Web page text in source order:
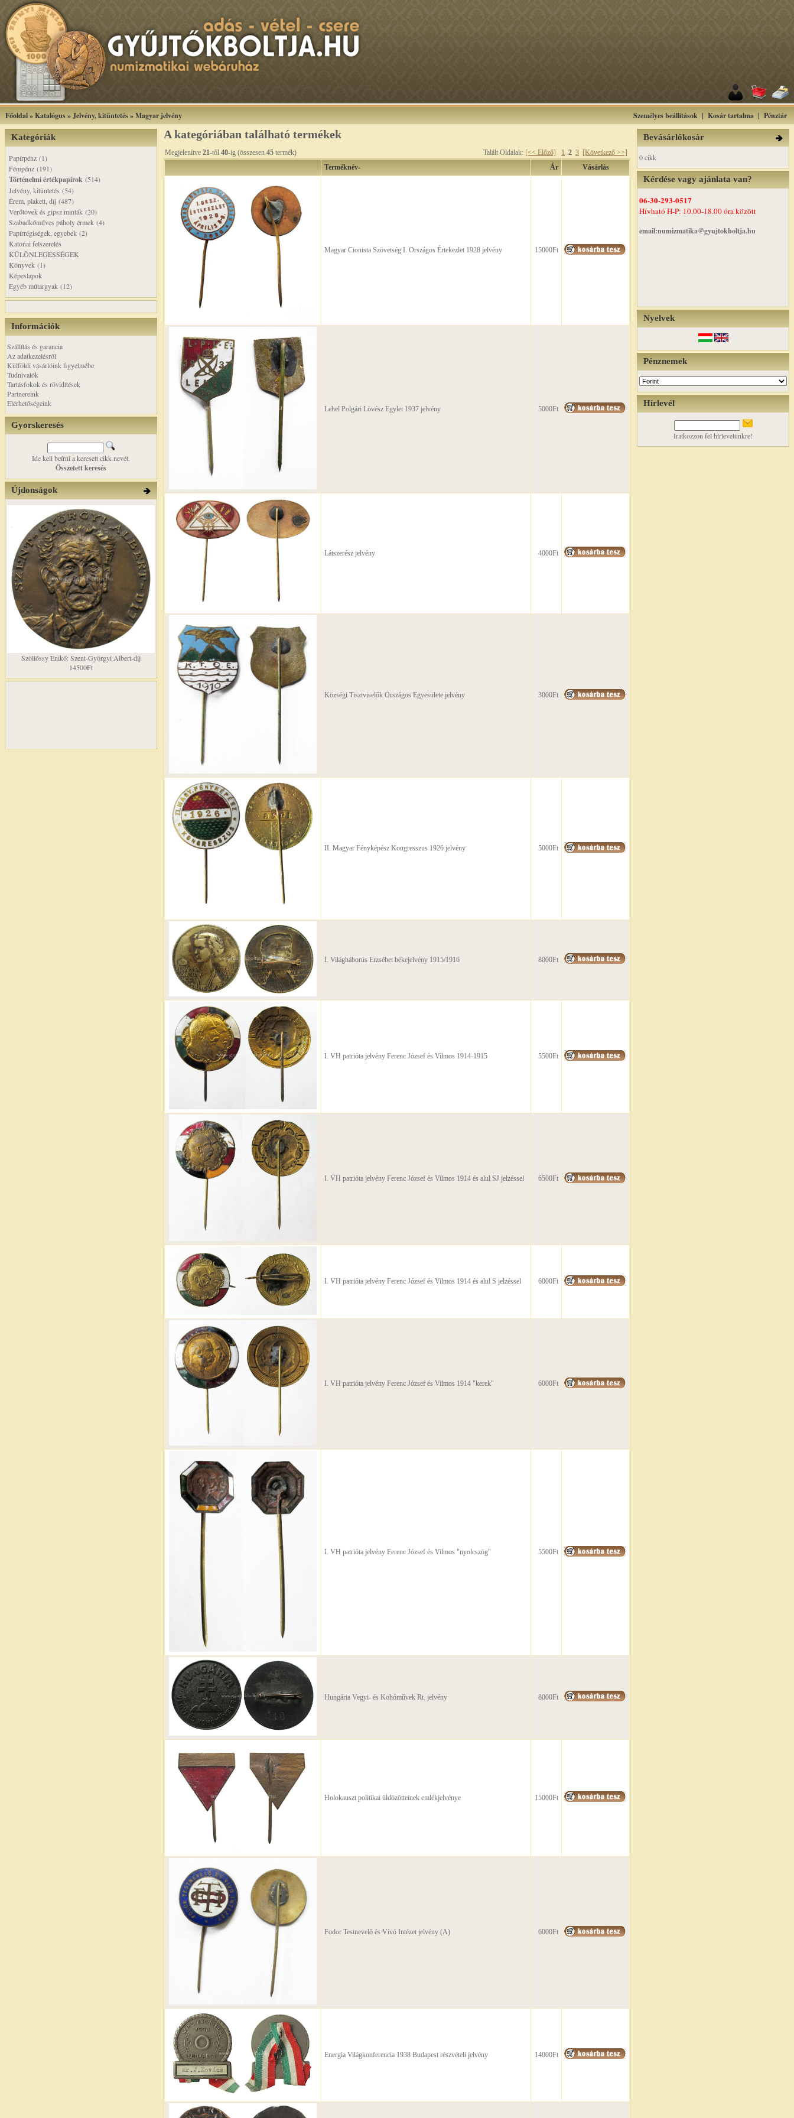
Főoldal»Katalógus»Jelvény, kitüntetés»Magyar jelvény Személyes beállítások | Kosár tartalma | Pénztár
Kategóriák
Papírpénz (1)
Fémpénz (191)
Történelmi értékpapírok (514)
Jelvény, kitüntetés (54)
Érem, plakett, díj (487)
Verőtövek és gipsz minták (20)
Szabadkőműves páholy érmek (4)
Papírrégiségek, egyebek (2)
Katonai felszerelés
KÜLÖNLEGESSÉGEK
Könyvek (1)
Képeslapok
Egyéb műtárgyak (12)
Információk
Szállítás és garancia
Az adatkezelésről
Külföldi vásárlóink figyelmébe
Tudnivalók
Tartásfokok és rövidítések
Partnereink
Elérhetőségeink
Gyorskeresés
Ide kell beírni a keresett cikk nevét.
Összetett keresés
Újdonságok
Szöllőssy Enikő: Szent-Györgyi Albert-díj
14500Ft
A kategóriában található termékek
Megjelenítve 21-től 40-ig (összesen 45 termék) Talált Oldalak: [<< Előző] 1 2 3 [Következő >>]
Terméknév-
Ár Vásárlás
Magyar Cionista Szövetség I. Országos Értekezlet 1928 jelvény 15000Ft
Lehel Polgári Lövész Egylet 1937 jelvény 5000Ft
Látszerész jelvény 4000Ft
Községi Tisztviselők Országos Egyesülete jelvény 3000Ft
II. Magyar Fényképész Kongresszus 1926 jelvény 5000Ft
I. Világháborús Erzsébet békejelvény 1915/1916 8000Ft
I. VH patrióta jelvény Ferenc József és Vilmos 1914-1915 5500Ft
I. VH patrióta jelvény Ferenc József és Vilmos 1914 és alul SJ jelzéssel 6500Ft
I. VH patrióta jelvény Ferenc József és Vilmos 1914 és alul S jelzéssel 6000Ft
I. VH patrióta jelvény Ferenc József és Vilmos 1914 "kerek" 6000Ft
I. VH patrióta jelvény Ferenc József és Vilmos "nyolcszög" 5500Ft
Hungária Vegyi- és Kohóművek Rt. jelvény 8000Ft
Holokauszt politikai üldözötteinek emlékjelvénye 15000Ft
Fodor Testnevelő és Vívó Intézet jelvény (A) 6000Ft
Energia Világkonferencia 1938 Budapest részvételi jelvény 14000Ft
Bevásárlókosár
0 cikk
Kérdése vagy ajánlata van?
06-30-293-0517
Hívható H-P: 10.00-18.00 óra között
email:numizmatika@gyujtokboltja.hu
Nyelvek
Pénznemek
Hírlevél
Iratkozzon fel hírlevelünkre!